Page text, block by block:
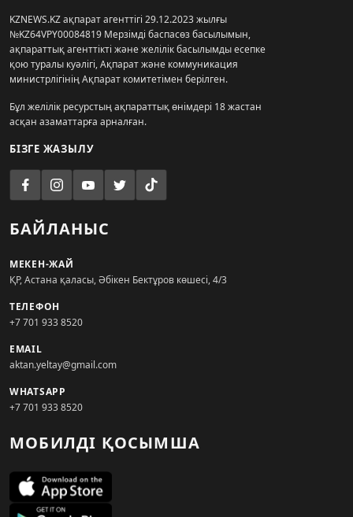
KZNEWS.KZ ақпарат агенттігі 29.12.2023 жылғы
№KZ64VPY00084819 Мерзімді баспасөз басылымын,
ақпараттық агенттікті және желілік басылымды есепке
қою туралы куәлігі, Ақпарат және коммуникация
министрлігінің Ақпарат комитетімен берілген.
Бұл желілік ресурстың ақпараттық өнімдері 18 жастан
асқан азаматтарға арналған.
БІЗГЕ ЖАЗЫЛУ
БАЙЛАНЫС
МЕКЕН-ЖАЙ
ҚР, Астана қаласы, Әбікен Бектұров көшесі, 4/3
ТЕЛЕФОН
+7 701 933 8520
EMAIL
aktan.yeltay@gmail.com
WHATSAPP
+7 701 933 8520
МОБИЛДІ ҚОСЫМША